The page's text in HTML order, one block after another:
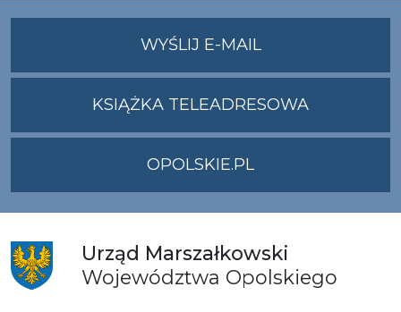
WYŚLIJ E-MAILNA
ADRES
KSIĄŻKA TELEADRESOWA
OPOLSKIE.PL
Urząd Marszałkowski
Województwa Opolskiego